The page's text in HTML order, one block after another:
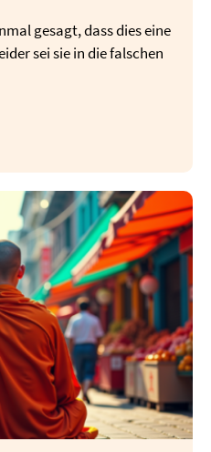
gesagt, dass dies eine
sei sie in die falschen